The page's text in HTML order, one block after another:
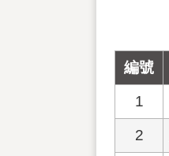
編號
1
2